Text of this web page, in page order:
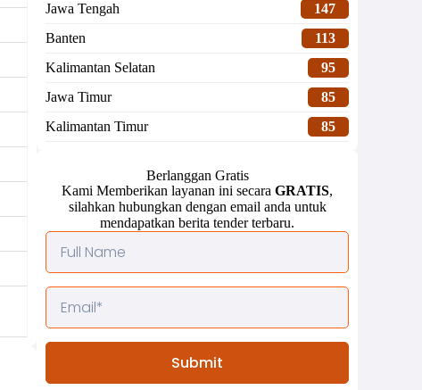
Jawa Tengah
147
Banten
113
Kalimantan Selatan
95
Jawa Timur
85
Kalimantan Timur
85
Berlanggan Gratis
Kami Memberikan layanan ini secara GRATIS,
silahkan hubungkan dengan email anda untuk
mendapatkan berita tender terbaru.
Submit